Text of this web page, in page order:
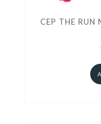
CEP THE RUN